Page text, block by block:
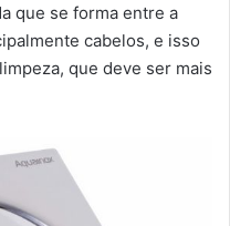
que se forma entre a
cabelos, e isso
que deve ser mais